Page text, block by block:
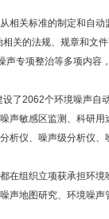
关标准的制定和自动
关的法规、规章和文
专项整治等多项内容
2062个环境噪声自
声敏感区监测、科研
仪、噪声级分析仪、
组织立项获承担环境
地图研究、环境噪声